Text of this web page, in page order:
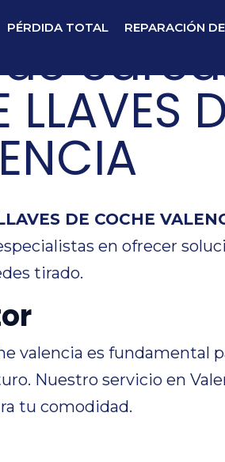
PÉRDIDA TOTAL REPARACIÓN
DE COCHE
en ofrecer
tirado.
valencia es fundamental
Nuestro servicio en
tu comodidad.